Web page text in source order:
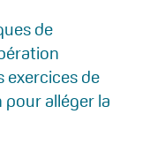
de
exercices de
alléger la